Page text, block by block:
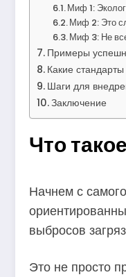
Миф 1:
Миф 2: Это
Миф 3: Не
Примеры
Какие
Шаги для
Заключение
Что
Начнем с
выбросов
Это не просто